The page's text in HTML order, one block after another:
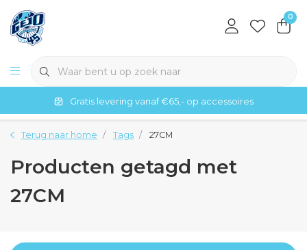
0
Gratis levering vanaf €65,- op accessoires
Terug naar home Tags 27CM
Producten getagd met
27CM